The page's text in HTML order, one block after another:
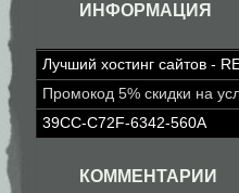
ИНФОРМАЦИЯ
Лучший хостинг сайтов -
Промокод 5% скидки на
39CC-C72F-6342-560A
КОММЕНТАРИИ